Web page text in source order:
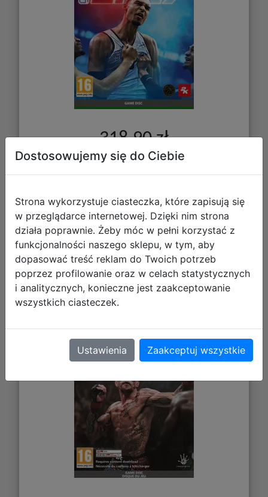
318,90 zł
DO KOSZYKA
Galeria zdjęć
EA Sports UFC 6 PL (Xbox Series X)
Dostosowujemy się do Ciebie
Strona wykorzystuje ciasteczka, które zapisują się
w przeglądarce internetowej. Dzięki nim strona
działa poprawnie. Żeby móc w pełni korzystać z
funkcjonalności naszego sklepu, w tym, aby
dopasować treść reklam do Twoich potrzeb
poprzez profilowanie oraz w celach statystycznych
i analitycznych, konieczne jest zaakceptowanie
wszystkich ciasteczek.
Ustawienia Zaakceptuj wszystkie